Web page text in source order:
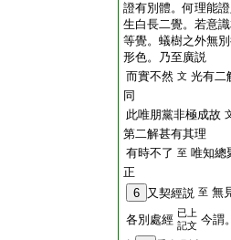
證有別體。何理能
生白長二覺。若意
等覺。蟻樹之外無
形色。乃至廣説
而實不然 文 光有二
同
此唯朋黨非極成故
第二解甚有其理
有時不了 至 唯知總
正
6 又契經説 至 無
各別處經 已上
記文 今謂